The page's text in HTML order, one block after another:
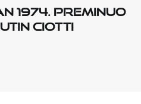
1974. preminuo
Ciotti